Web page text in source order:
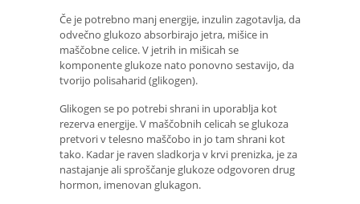
Če je potrebno manj energije, inzulin zagotavlja, da
odvečno glukozo absorbirajo jetra, mišice in
maščobne celice. V jetrih in mišicah se
komponente glukoze nato ponovno sestavijo, da
tvorijo polisaharid (glikogen).
Glikogen se po potrebi shrani in uporablja kot
rezerva energije. V maščobnih celicah se glukoza
pretvori v telesno maščobo in jo tam shrani kot
tako. Kadar je raven sladkorja v krvi prenizka, je za
nastajanje ali sproščanje glukoze odgovoren drug
hormon, imenovan glukagon.